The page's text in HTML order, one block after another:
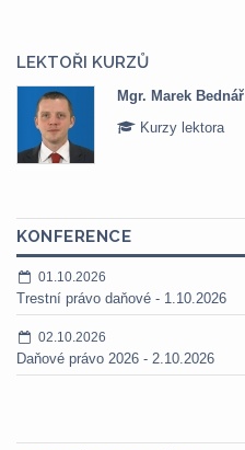
LEKTOŘI KURZŮ
Mgr. Marek Bednář
Kurzy lektora
KONFERENCE
01.10.2026
Trestní právo daňové - 1.10.2026
02.10.2026
Daňové právo 2026 - 2.10.2026